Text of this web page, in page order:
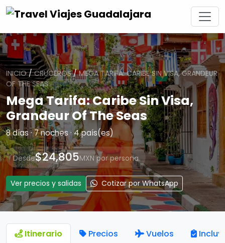
INICIO/CRUCEROS/MEGA TARIFA: CARIBE SIN VISA, GRANDEUR
OF THE SEAS
Mega Tarifa: Caribe Sin Visa,
Grandeur Of The Seas
8 días · 7 noches · 4 país(es)
Desde$24,805MXN por persona
Ver precios y salidas Cotizar por WhatsApp
Itinerario Precios Vuelos